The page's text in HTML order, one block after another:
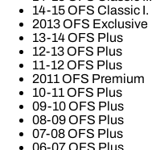
14-15 OFS Classic I.
2013 OFS Exclusive
13-14 OFS Plus
12-13 OFS Plus
11-12 OFS Plus
2011 OFS Premium
10-11 OFS Plus
09-10 OFS Plus
08-09 OFS Plus
07-08 OFS Plus
06-07 OFS Plus